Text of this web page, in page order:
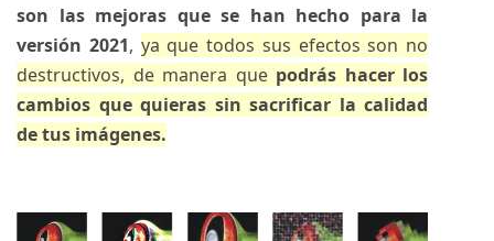
son las mejoras que se han hecho para la
versión 2021, ya que todos sus efectos son no
destructivos, de manera que podrás hacer los
cambios que quieras sin sacrificar la calidad
de tus imágenes.